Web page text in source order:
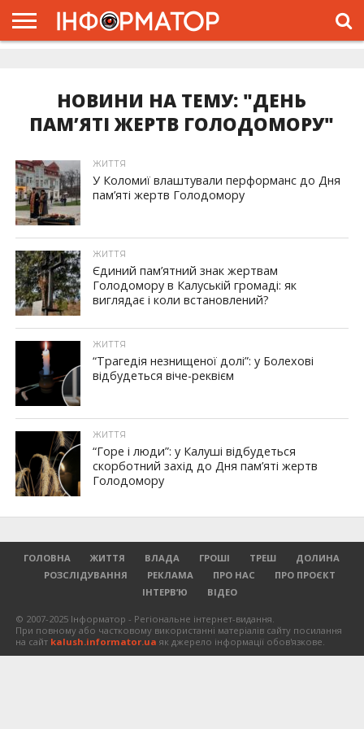
НОВИНИ НА ТЕМУ: "ДЕНЬ
ПАМ’ЯТІ ЖЕРТВ ГОЛОДОМОРУ"
ЖИТТЯ
У Коломиї влаштували перформанс до Дня
пам’яті жертв Голодомору
ЖИТТЯ
Єдиний пам’ятний знак жертвам
Голодомору в Калуській громаді: як
виглядає і коли встановлений?
ЖИТТЯ
“Трагедія незнищеної долі”: у Болехові
відбудеться віче-реквієм
ЖИТТЯ
“Горе і люди”: у Калуші відбудеться
скорботний захід до Дня пам’яті жертв
Голодомору
ГОЛОВНА ЖИТТЯ ВЛАДА ГРОШІ ТРЕШ
ДОЛИНА
РОЗСЛІДУВАННЯ
РЕКЛАМА ПРО НАС
ПРО ПРОЄКТ
ІНТЕРВ’Ю
ВІДЕО
© 2007-2025 Інформатор - Регіональне інтернет-видання.
При повному або частковому використанні матеріалів сайту посилання
на сайт kalush.informator.ua як джерело інформації обов'язкове.